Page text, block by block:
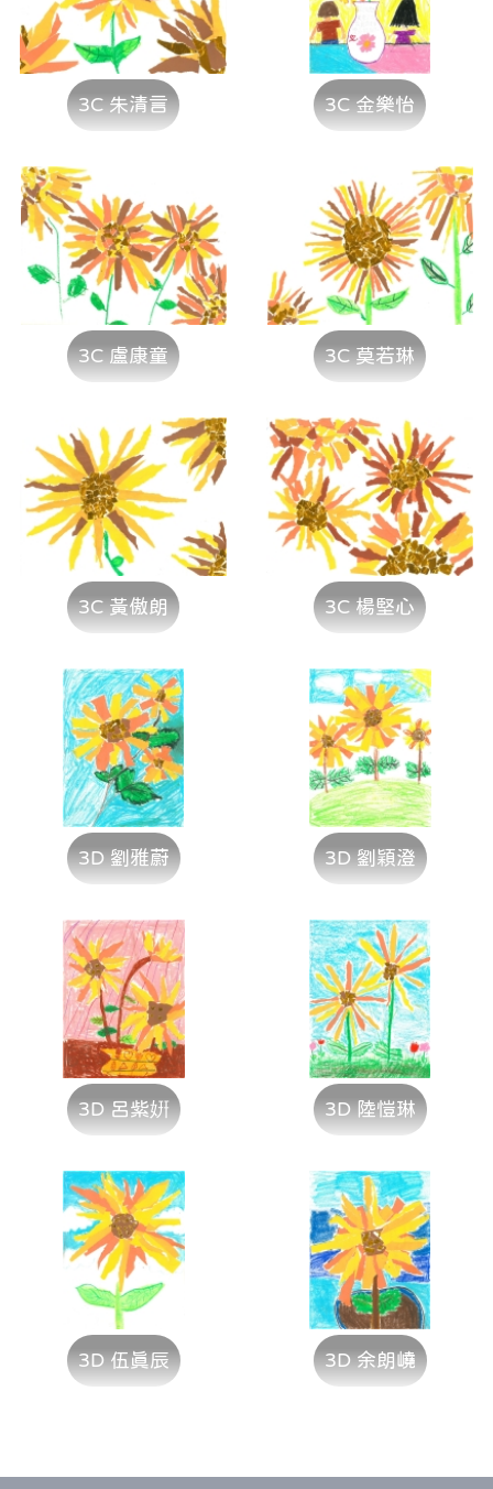
3C 朱清言 3C 金樂怡
3C 盧康童 3C 莫若琳
3C 黃傲朗 3C 楊堅心
3D 劉雅蔚 3D 劉穎澄
3D 呂紫姸 3D 陸愷琳
3D 伍真辰 3D 余朗嶢